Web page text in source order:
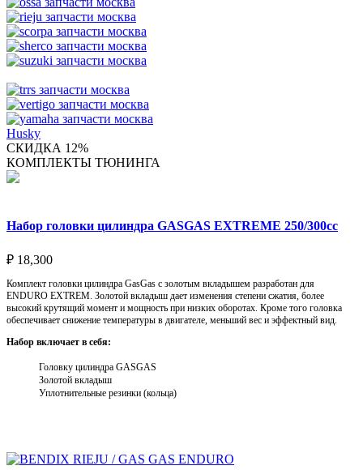
Husky
СКИДКА 12%
КОМПЛЕКТЫ ТЮНИНГА
Набор головки цилиндра GASGAS EXTREME 250/300cc
₽ 18,300
Комплект головки цилиндра GasGas с золотым вкладышем разработан для
ENDURO EXTREM. Золотой вкладыш дает изменения степени сжатия, более
высокий крутящий момент и мощность при низких оборотах. Кроме того головка
обеспечивает снижение температуры в двигателе, меньший вес и эффектный вид.
Набор включает в себя:
Головку цилиндра GASGAS
Золотой вкладыш
Уплотнительные резинки (кольца)